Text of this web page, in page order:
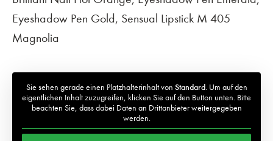
Eyeshadow Pen Gold, Sensual Lipstick M 405
Magnolia
Sie sehen gerade einen Platzhalterinhalt von Standard. Um auf den
eigentlichen Inhalt zuzugreifen, klicken Sie auf den Button unten. Bitte
beachten Sie, dass dabei Daten an Drittanbieter weitergegeben
werden.